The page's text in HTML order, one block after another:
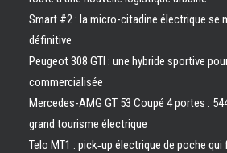
Smart #2 : la micro-citadine électrique se
définitive
Peugeot 308 GTI : une hybride sportive
commercialisée
Mercedes-AMG GT 53 Coupé 4 portes :
grand tourisme électrique
Telo MT1 : pick‑up électrique de poche